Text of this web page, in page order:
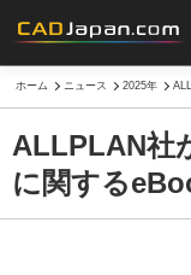
ホーム ニュース 2025年
ALLPLAN社
に関する